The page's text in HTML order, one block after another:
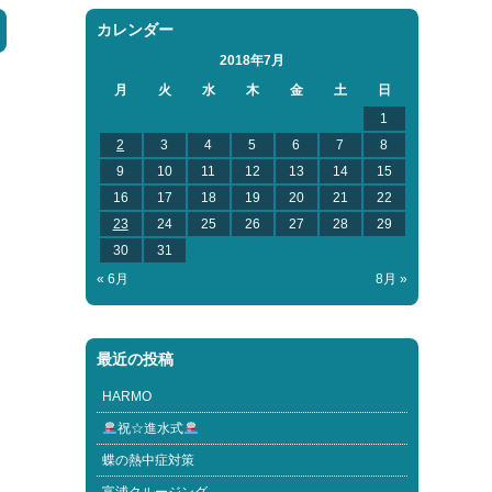
カレンダー
2018年7月
月
火 水 木 金 土
日
1
2
3 4 5 6 7
8
9
10 11 12 13 14
15
16
17 18 19 20 21
22
23
24 25 26 27 28
29
30
31
« 6月
8月 »
最近の投稿
HARMO
祝☆進水式
蝶の熱中症対策